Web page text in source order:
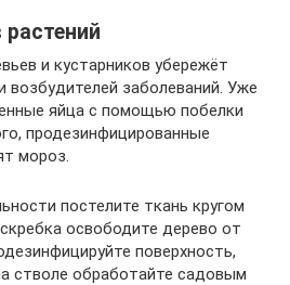
и кустарников убережёт
возбудителей заболеваний. Уже
яйца с помощью побелки
продезинфицированные
мороз.
постелите ткань кругом
освободите дерево от
поверхность,
стволе обработайте садовым